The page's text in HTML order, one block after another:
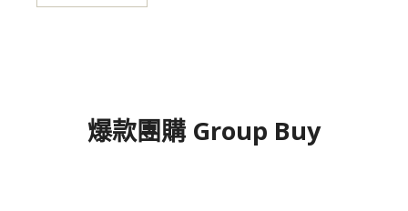
爆款團購 Group Buy